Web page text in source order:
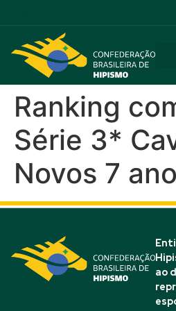
Ranking
Série 3*
Novos 7
ao